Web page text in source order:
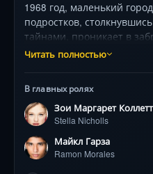
1968 год, маленький
подростков,
тайнами, проникает в
они обнаруживают
Вместе с Зои Коллетти и
погружается в атмосферу
городских легенд
преследуют героев,
Визитная карточка —
Читать полностью
В главных ролях
Зои Маргарет
Stella Nicholls
Майкл Гарза
Ramon Morales